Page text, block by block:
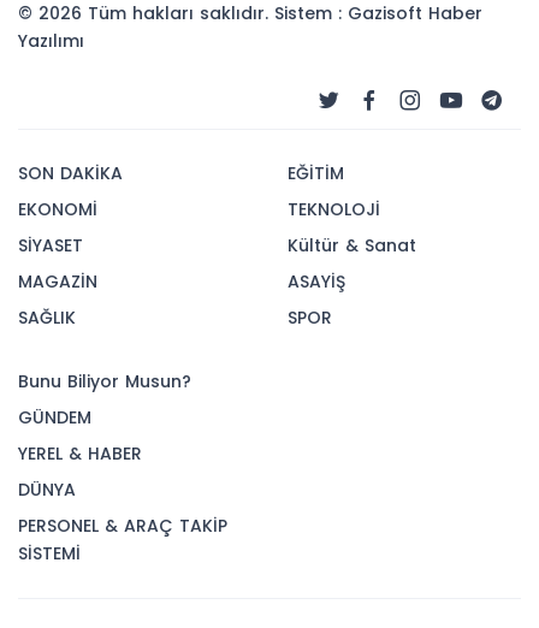
© 2026 Tüm hakları saklıdır. Sistem : Gazisoft Haber
Yazılımı
SON DAKİKA
EKONOMİ
SİYASET
MAGAZİN
SAĞLIK
EĞİTİM
TEKNOLOJİ
Kültür & Sanat
ASAYİŞ
SPOR
Bunu Biliyor Musun?
GÜNDEM
YEREL & HABER
DÜNYA
PERSONEL & ARAÇ TAKİP
SİSTEMİ